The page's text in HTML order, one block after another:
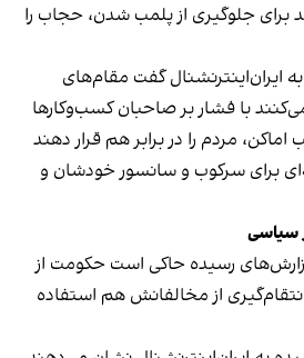
جلوگیری از پلمب شدن، حجاب را
ایران‌اینترنشنال گفت مقام‌های
با فشار بر صاحبان کسب‌وکارها
مردم را در برابر هم قرار دهند
برای سرکوب و سانسور خودشان و
سیاسی
رسیده حاکی است حکومت از
از مخالفانش هم استفاده